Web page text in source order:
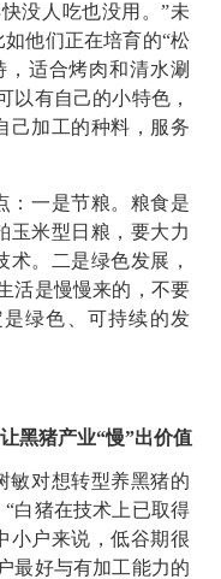
没人吃也没用。”未
他们正在培育的“松
适合烤肉和清水涮
以有自己的小特色，
己加工的种料，服务
：一是节粮。粮食是
玉米型日粮，要大力
。二是绿色发展，
活是慢慢来的，不要
绿色、可持续的发
黑猪产业“慢”出价值
敏对想转型养黑猪的
白猪在技术上已取得
小户来说，低谷期很
最好与有加工能力的